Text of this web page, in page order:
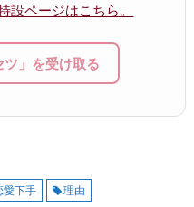
設ページはこちら。
」を受け取る
愛下手 理由